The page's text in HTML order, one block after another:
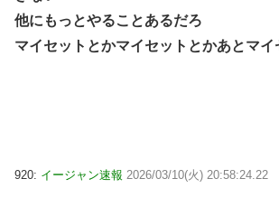
他にもっとやることあるだろ
マイセットとかマイセットとかあとマイ
920: イージャン速報 2026/03/10(火) 20:58:24.22